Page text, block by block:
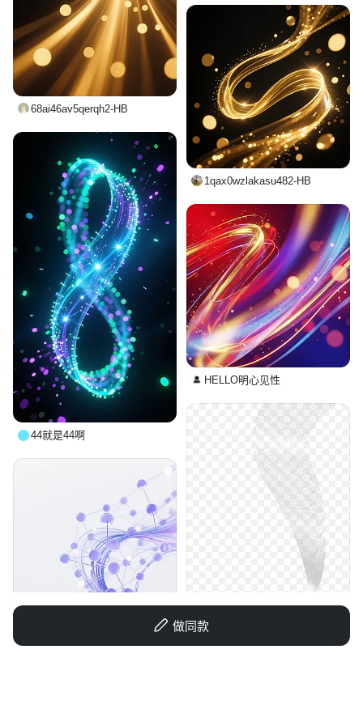
做同款
68ai46av5qerqh2-HB
1qax0wzlakasu482-HB
44就是44啊
HELLO明心见性